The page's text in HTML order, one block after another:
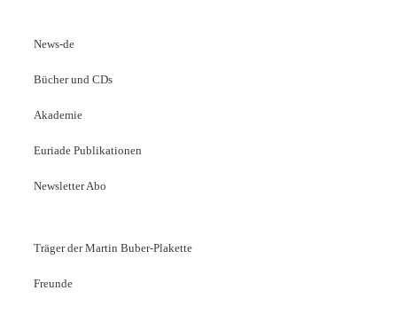
News-de
Bücher und CDs
Akademie
Euriade Publikationen
Newsletter Abo
Träger der Martin Buber-Plakette
Freunde